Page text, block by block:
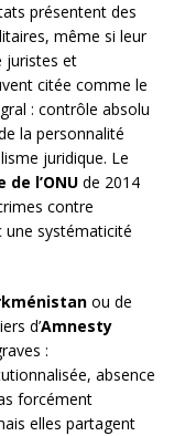
présentent des
même si leur
juristes et
citée comme le
: contrôle absolu
la personnalité
juridique. Le
l’ONU de 2014
contre
une systématicité
ou de
d’Amnesty
:
absence
forcément
elles partagent